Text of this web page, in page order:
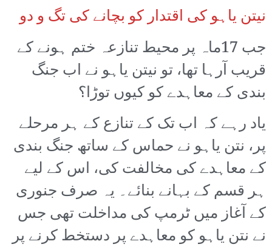
نیتن یاہو کی اقتدار کو بچانے کی تگ و دو
جب 17ماہ پر محیط تنازعہ ختم ہونے کے
قریب آرہا تھا، تو نیتن یاہو نے اب جنگ
بندی کے معاہدے کو کیوں توڑا؟
یاد رہے کہ اب تک کے تنازع کے ہر مرحلے
پر، نتن یاہو نے حماس کے ساتھ جنگ بندی
کے معاہدے کی مخالفت کی، اس کے لیے
ہر قسم کے بہانے بنائے۔ یہ صرف جنوری
کے آغاز میں ٹرمپ کی مداخلت تھی جس
نے نتن یاہو کو معاہدے پر دستخط کرنے پر